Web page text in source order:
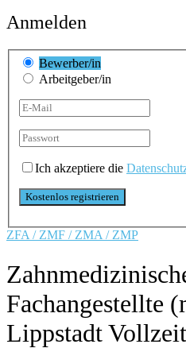
Anmelden
Bewerber/in
Arbeitgeber/in
Ich akzeptiere die
ZFA / ZMF / ZMA / ZMP
Fachangestellte
LippstadtVollzeit